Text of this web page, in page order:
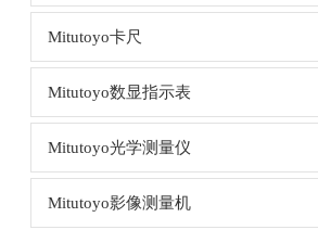
Mitutoyo卡尺
Mitutoyo数显指示表
Mitutoyo光学测量仪
Mitutoyo影像测量机